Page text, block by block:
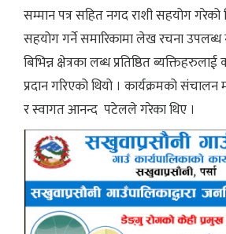
सम्मान पत्र सहित नगद राशी सहयोग गरेको
सहयोग गर्ने समारिकामा लेख रचना
बिभिन्न क्षेत्रका लब्ध प्रतिष्ठित
प्रदान गरिएको थियो । कार्यक्रमको संचालन
र स्वागत आनन्द पटेलले गरेका थिए ।